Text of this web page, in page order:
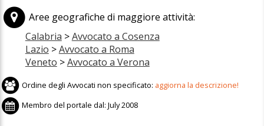
Aree geografiche di maggiore attività:
Calabria >Avvocato a Cosenza
Lazio >Avvocato a Roma
Veneto >Avvocato a Verona
Ordine degli Avvocati non specificato: aggiorna la descrizione!
Membro del portale dal:July 2008